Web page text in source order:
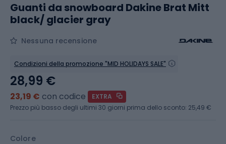
Guanti da snowboard Dakine Brat Mitt
black/ glacier gray
Nessuna recensione
Condizioni della promozione "MID HOLIDAYS SALE"
Colore
28,99 €
23,19 € con codice
EXTRA
Prezzo più basso degli ultimi 30 giorni prima dello sconto: 25,49 €